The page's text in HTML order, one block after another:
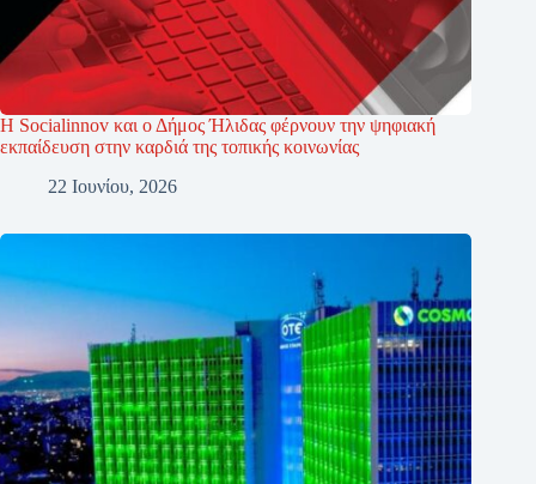
Η Socialinnov και ο Δήμος Ήλιδας φέρνουν την ψηφιακή
εκπαίδευση στην καρδιά της τοπικής κοινωνίας
22 Ιουνίου, 2026